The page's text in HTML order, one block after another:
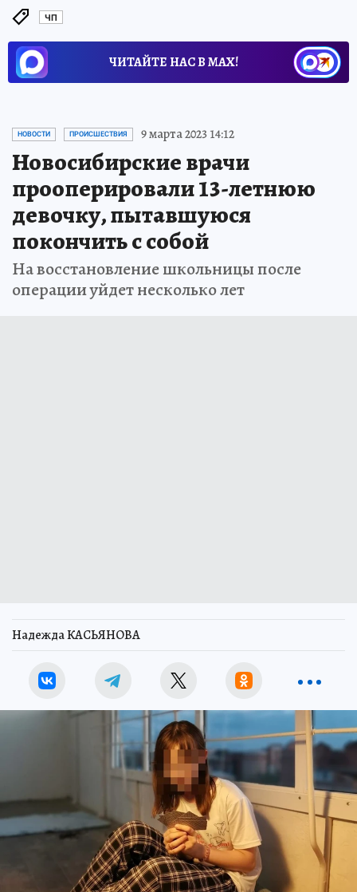
ЧП
ЧИТАЙТЕ НАС В МАХ!
НОВОСТИ ПРОИСШЕСТВИЯ 9 марта 2023 14:12
Новосибирские врачи
прооперировали 13-летнюю
девочку, пытавшуюся
покончить с собой
На восстановление школьницы после
операции уйдет несколько лет
Надежда КАСЬЯНОВА